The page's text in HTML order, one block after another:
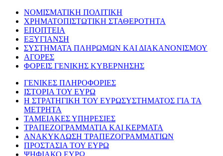
ΝΟΜΙΣΜΑΤΙΚΗ ΠΟΛΙΤΙΚΗ
ΧΡΗΜΑΤΟΠΙΣΤΩΤΙΚΗ ΣΤΑΘΕΡΟΤΗΤΑ
ΕΠΟΠΤΕΙΑ
ΕΞΥΓΙΑΝΣΗ
ΣΥΣΤΗΜΑΤΑ ΠΛΗΡΩΜΩΝ ΚΑΙ ΔΙΑΚΑΝΟΝΙΣΜΟΥ
ΑΓΟΡΕΣ
ΦΟΡΕΙΣ ΓΕΝΙΚΗΣ ΚΥΒΕΡΝΗΣΗΣ
ΓΕΝΙΚΕΣ ΠΛΗΡΟΦΟΡΙΕΣ
ΙΣΤΟΡΙΑ ΤΟΥ ΕΥΡΩ
Η ΣΤΡΑΤΗΓΙΚΗ ΤΟΥ ΕΥΡΩΣΥΣΤΗΜΑΤΟΣ ΓΙΑ ΤΑ
ΜΕΤΡΗΤΑ
ΤΑΜΕΙΑΚΕΣ ΥΠΗΡΕΣΙΕΣ
ΤΡΑΠΕΖΟΓΡΑΜΜΑΤΙΑ ΚΑΙ ΚΕΡΜΑΤΑ
ΑΝΑΚΥΚΛΩΣΗ ΤΡΑΠΕΖΟΓΡΑΜΜΑΤΙΩΝ
ΠΡΟΣΤΑΣΙΑ ΤΟΥ ΕΥΡΩ
ΨΗΦΙΑΚΟ ΕΥΡΩ